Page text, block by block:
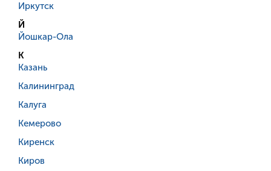
Иркутск
Й
Йошкар-Ола
К
Казань
Калининград
Калуга
Кемерово
Киренск
Киров